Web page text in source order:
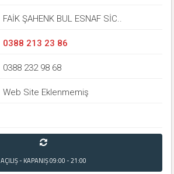
FAİK ŞAHENK BUL ESNAF SİC..
0388 213 23 86
0388 232 98 68
Web Site Eklenmemiş
AÇILIŞ - KAPANIŞ09:00 - 21:00